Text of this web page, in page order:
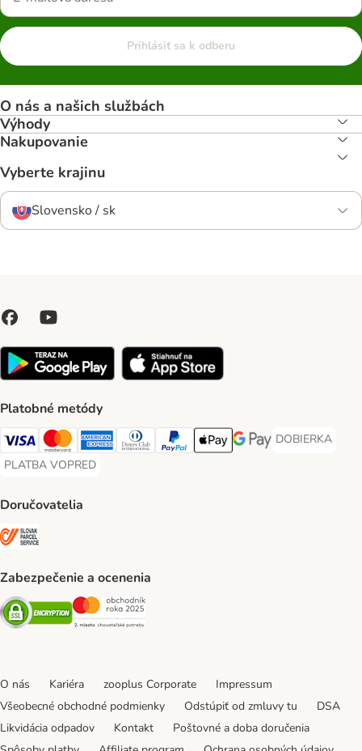
Prihlásiť sa k odberu
O nás a našich službách
Výhody
Nakupovanie
Vyberte krajinu
Slovensko / sk
Platobné metódy
Visa Payment Method
Mastercard Payment Method
American Express Payment Method
Diners Club Payment Method
PayPal Payment Method
Apple Pay Payment Method
Google Pay Payment
DOBIERKA
DOBIERKA
PLATBA VOPRED
PLATBA VOPRED Payment Method
Doručovatelia
Zabezpečenie a ocenenia
Security Security
O nás Kariéra zooplus Corporate
Impressum
Všeobecné obchodné podmienky
Odstúpiť od zmluvy tu
DSA
Likvidácia odpadov
Kontakt
Poštovné a doba doručenia